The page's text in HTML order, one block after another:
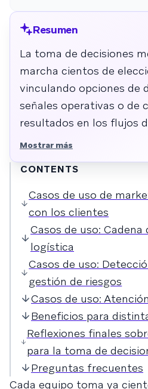
Resumen
La toma de decisiones
marcha cientos de
vinculando opciones de
señales operativas o de
resultados en los flujos
marketing, cadena de
aprendizaje para
canales, tiempos, rutas
por entidad, y mide la
estrategias de
métricas de valor
Mostrar más
CONTENTS
Casos de uso de
con los clientes
Casos de uso:
logística
Casos de uso:
gestión de riesgos
Casos de uso:
Beneficios para
Reflexiones finales
para la toma de
Preguntas frecuentes
Cada equipo toma ya